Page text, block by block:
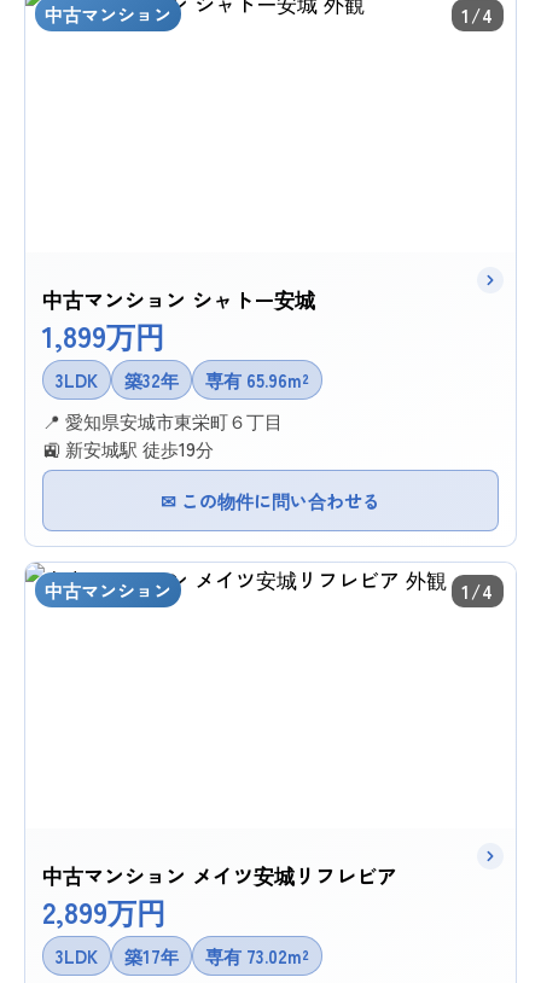
中古マンション 1/4
中古マンション シャトー安城
1,899万円
3LDK 築32年
専有 65.96m²
📍 愛知県安城市東栄町６丁目
🚉 新安城駅 徒歩19分
✉ この物件に問い合わせる
中古マンション 1/4
中古マンション メイツ安城リフレビア
2,899万円
3LDK 築17年
専有 73.02m²